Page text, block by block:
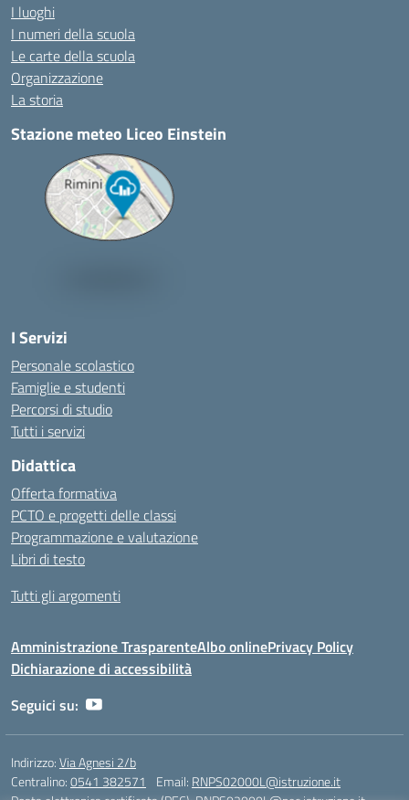
I luoghi
I numeri della scuola
Le carte della scuola
Organizzazione
La storia
Stazione meteo Liceo Einstein
I Servizi
Personale scolastico
Famiglie e studenti
Percorsi di studio
Tutti i servizi
Didattica
Offerta formativa
PCTO e progetti delle classi
Programmazione e valutazione
Libri di testo
Tutti gli argomenti
Amministrazione TrasparenteAlbo onlinePrivacy Policy
Dichiarazione di accessibilità
Seguici su:
Indirizzo:Via Agnesi 2/b
Centralino:0541 382571 Email: RNPS02000L@istruzione.it